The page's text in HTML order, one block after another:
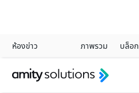
ห้องข่าว ภาพรวม บล็อก
CALL MANAGEMENT SOLUTIONS